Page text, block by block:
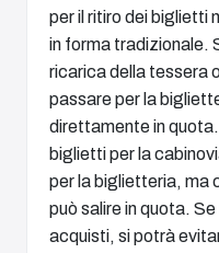
per il ritiro dei biglietti
in forma tradizionale.
ricarica della tessera
passare per la
direttamente in
biglietti per la
per la biglietteria, ma
può salire in quota.
acquisti, si potrà